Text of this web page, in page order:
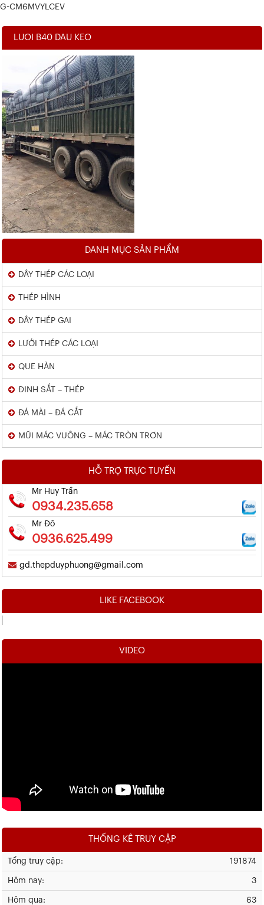
G-CM6MVYLCEV
LUOI B40 DAU KEO
DANH MỤC SẢN PHẨM
DÂY THÉP CÁC LOẠI
THÉP HÌNH
DÂY THÉP GAI
LƯỚI THÉP CÁC LOẠI
QUE HÀN
ĐINH SẮT – THÉP
ĐÁ MÀI – ĐÁ CẮT
MŨI MÁC VUÔNG – MÁC TRÒN TRƠN
HỖ TRỢ TRỰC TUYẾN
Mr Huy Trần
0934.235.658
Mr Đô
0936.625.499
gd.thepduyphuong@gmail.com
LIKE FACEBOOK
VIDEO
THỐNG KÊ TRUY CẬP
191874
Tổng truy cập:
3
Hôm nay:
63
Hôm qua: